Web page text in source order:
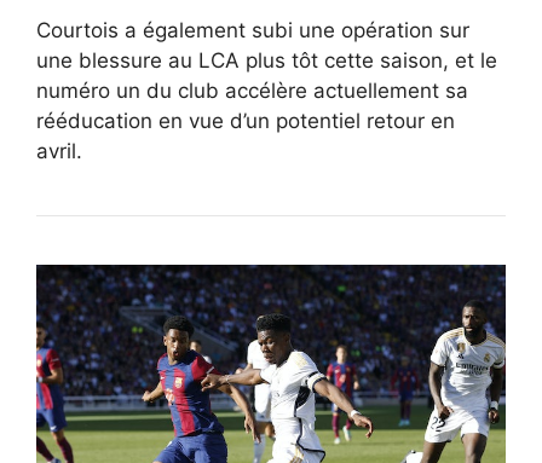
Courtois a également subi une opération sur
une blessure au LCA plus tôt cette saison, et le
numéro un du club accélère actuellement sa
rééducation en vue d’un potentiel retour en
avril.